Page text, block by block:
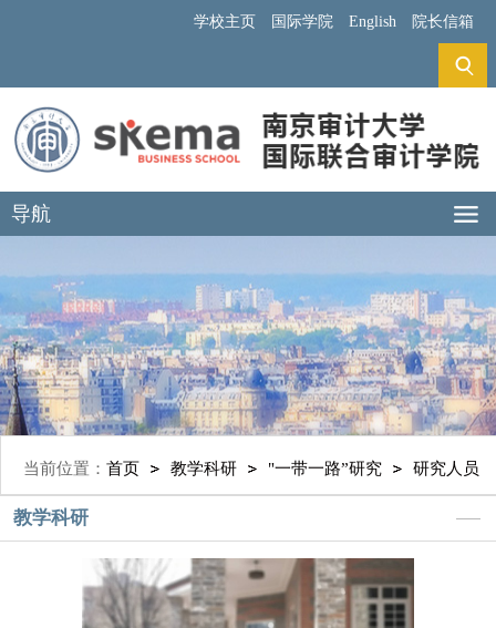
学校主页 国际学院 English 院长信箱
导航
当前位置： 首页 教学科研 "一带一路”研究 研究人员
教学科研